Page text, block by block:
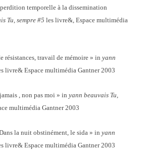
temporelle à la dissemination
Tu, sempre #5 les livre&, Espace multimédia
résistances, travail de mémoire » in yann
livre& Espace multimédia Gantner 2003
, non pas moi » in yann beauvais Tu,
multimédia Gantner 2003
la nuit obstinément, le sida » in yann
livre& Espace multimédia Gantner 2003